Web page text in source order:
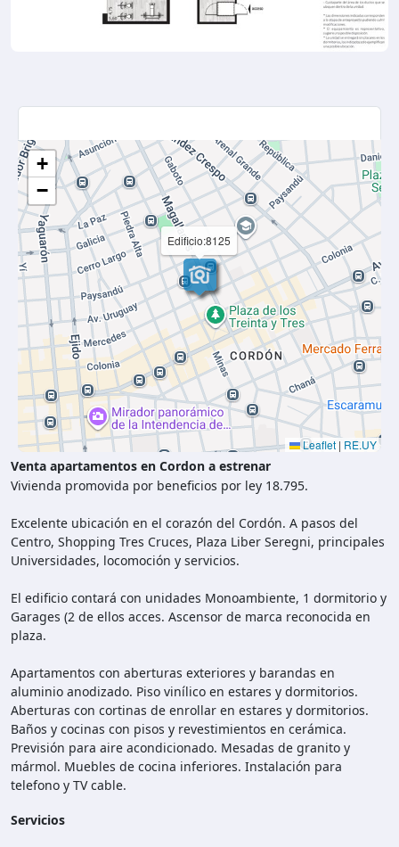
Edificio:8125
+
−
Leaflet | RE.UY
Venta apartamentos en Cordon a estrenar
Vivienda promovida por beneficios por ley 18.795.
Excelente ubicación en el corazón del Cordón. A pasos del
Centro, Shopping Tres Cruces, Plaza Liber Seregni, principales
Universidades, locomoción y servicios.
El edificio contará con unidades Monoambiente, 1 dormitorio y
Garages (2 de ellos acces. Ascensor de marca reconocida en
plaza.
Apartamentos con aberturas exteriores y barandas en
aluminio anodizado. Piso vinílico en estares y dormitorios.
Aberturas con cortinas de enrollar en estares y dormitorios.
Baños y cocinas con pisos y revestimientos en cerámica.
Previsión para aire acondicionado. Mesadas de granito y
mármol. Muebles de cocina inferiores. Instalación para
telefono y TV cable.
Servicios